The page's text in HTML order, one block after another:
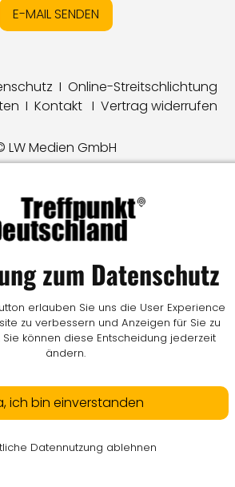
E-MAIL SENDEN
I Online-Streitschlichtung
I Kontakt I Vertrag widerrufen
LW Medien GmbH
zum Datenschutz
erlauben Sie uns die User Experience
zu verbessern und Anzeigen für Sie zu
können diese Entscheidung jederzeit
ändern.
ich bin einverstanden
Datennutzung ablehnen